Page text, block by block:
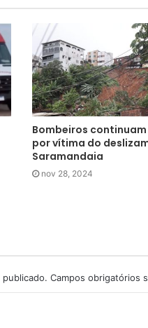
Bombeiros
por vítima do
Saramandaia
nov 28, 2024
Campos obrigatórios